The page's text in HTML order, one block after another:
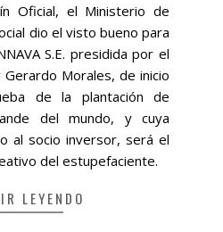
Oficial, el Ministerio de
dio el visto bueno para
S.E. presidida por el
Morales, de inicio
de la plantación de
del mundo, y cuya
al socio inversor, será el
del estupefaciente.
LEYENDO